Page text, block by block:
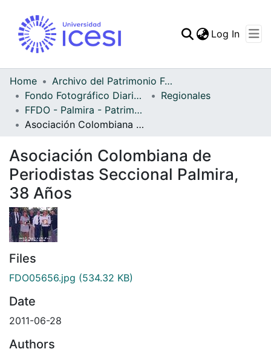
Statistics
Log In
Home
Archivo del Patrimonio Fotográfico y Fílmico del Valle del Cauca
Fondo Fotográfico Diario Occidente
Regionales
FFDO - Palmira - Patrimonial
Asociación Colombiana de Periodistas Seccional Palmira, 38 Años
Asociación Colombiana de
Periodistas Seccional Palmira,
38 Años
Files
FDO05656.jpg (534.32 KB)
Date
2011-06-28
Authors